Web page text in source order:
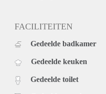
FACILITEITEN
Gedeelde badkamer
Gedeelde keuken
Gedeelde toilet